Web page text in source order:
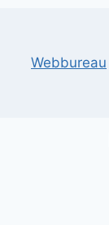
Webbureau